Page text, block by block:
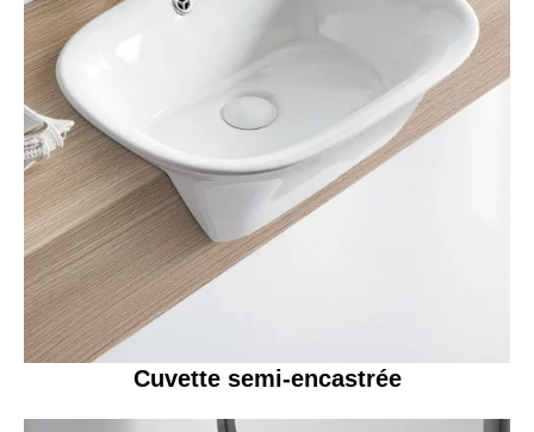
Cuvette semi-encastrée